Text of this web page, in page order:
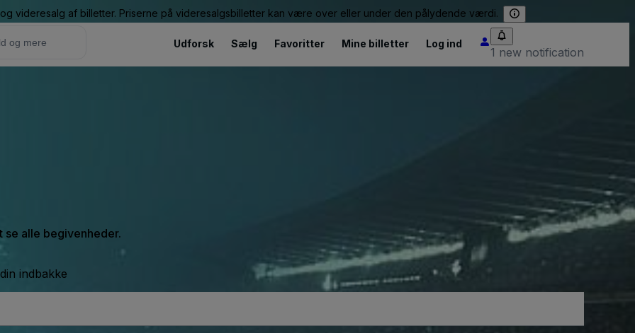
videresalg af billetter. Priserne på videresalgsbilletter kan være over eller under den pålydende værdi.
Udforsk Sælg Favoritter Mine billetter Log ind
1 new notification
alle begivenheder.
indbakke